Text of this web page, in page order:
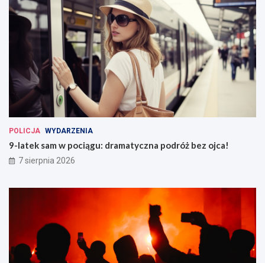
POLICJA WYDARZENIA
9-latek sam w pociągu: dramatyczna podróż bez ojca!
7 sierpnia 2026